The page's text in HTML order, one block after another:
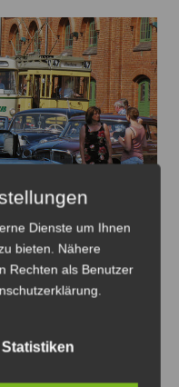
des HSM mit dem
Georg
Museum
Dienste um Ihnen
bieten. Nähere
Rechten als Benutzer
Statistiken